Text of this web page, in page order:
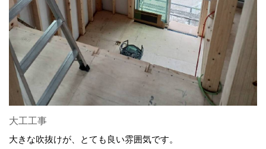
大工工事
大きな吹抜けが、とても良い雰囲気です。